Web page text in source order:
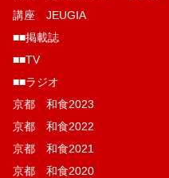
講座 JEUGIA
■■掲載誌
■■TV
■■ラジオ
京都 和食2023
京都 和食2022
京都 和食2021
京都 和食2020